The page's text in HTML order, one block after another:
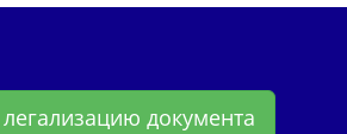
легализацию документа